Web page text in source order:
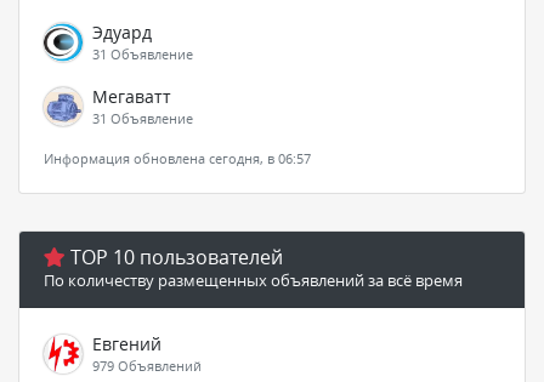
Эдуард
31 Объявление
Мегаватт
31 Объявление
Информация обновлена сегодня, в 06:57
TOP 10 пользователей
По количеству размещенных объявлений за всё время
Евгений
979 Объявлений